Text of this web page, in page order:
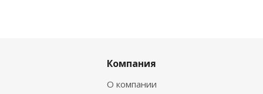
Компания
О компании